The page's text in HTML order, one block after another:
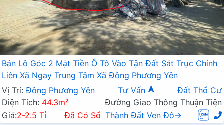
Bán Lô Góc 2 Mặt Tiền Ô Tô Vào Tận Đất Sát Trục Chính
Liên Xã Ngay Trung Tâm Xã Đông Phương Yên
Vị Trí: Đông Phương Yên Tư Vấn
Đất Thổ Cư
Diện Tích: 44.3m²
Đường Giao Thông Thuận Tiện
Giá:2-2.5 Tỉ Đã Có Sổ Thành Đất Ven Đô→